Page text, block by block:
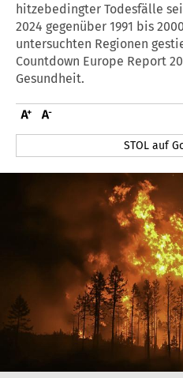
hitzebedingter Todesfälle
2024 gegenüber 1991 bis
untersuchten Regionen
Countdown Europe Report
Gesundheit.
STOL auf